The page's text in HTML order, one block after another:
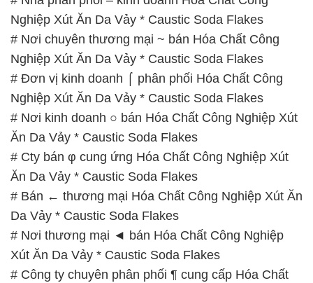
Nghiệp Xút Ăn Da Vảy * Caustic Soda Flakes
# Nơi chuyên thương mại ~ bán Hóa Chất Công
Nghiệp Xút Ăn Da Vảy * Caustic Soda Flakes
# Đơn vị kinh doanh ⌠ phân phối Hóa Chất Công
Nghiệp Xút Ăn Da Vảy * Caustic Soda Flakes
# Nơi kinh doanh ○ bán Hóa Chất Công Nghiệp Xút
Ăn Da Vảy * Caustic Soda Flakes
# Cty bán φ cung ứng Hóa Chất Công Nghiệp Xút
Ăn Da Vảy * Caustic Soda Flakes
# Bán ← thương mại Hóa Chất Công Nghiệp Xút Ăn
Da Vảy * Caustic Soda Flakes
# Nơi thương mại ◄ bán Hóa Chất Công Nghiệp
Xút Ăn Da Vảy * Caustic Soda Flakes
# Công ty chuyên phân phối ¶ cung cấp Hóa Chất